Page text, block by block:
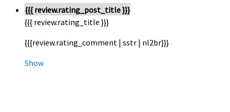
{{{ review.rating_post_title }}}
{{{ review.rating_title }}}
{{{review.rating_comment | sstr | nl2br}}}
Show